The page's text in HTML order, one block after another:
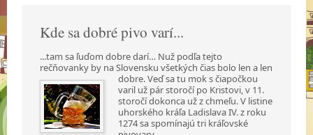
Kde sa dobré pivo varí...
...tam sa ľuďom dobre darí… Nuž podľa tejto
rečňovanky by na Slovensku všetkých čias bolo len a len
dobre. Veď sa tu mok s čiapočkou
varil už pár storočí po Kristovi, v 11.
storočí dokonca už z chmeľu. V listine
uhorského kráľa Ladislava IV. z roku
1274 sa spomínajú tri kráľovské